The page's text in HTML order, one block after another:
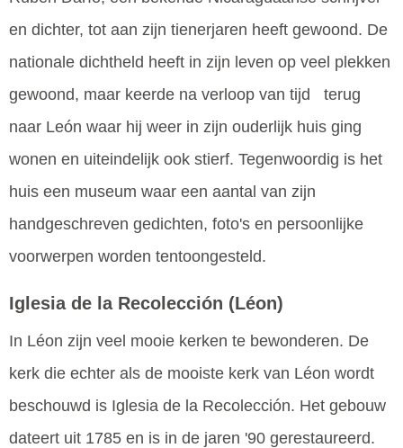
en dichter, tot aan zijn tienerjaren heeft gewoond. De
nationale dichtheld heeft in zijn leven op veel plekken
gewoond, maar keerde na verloop van tijd terug
naar León waar hij weer in zijn ouderlijk huis ging
wonen en uiteindelijk ook stierf. Tegenwoordig is het
huis een museum waar een aantal van zijn
handgeschreven gedichten, foto's en persoonlijke
voorwerpen worden tentoongesteld.
Iglesia de la Recolección (Léon)
In Léon zijn veel mooie kerken te bewonderen. De
kerk die echter als de mooiste kerk van Léon wordt
beschouwd is Iglesia de la Recolección. Het gebouw
dateert uit 1785 en is in de jaren '90 gerestaureerd.